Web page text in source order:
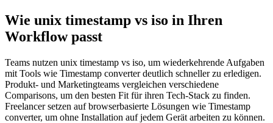
Wie unix timestamp vs iso in Ihren
Workflow passt
Teams nutzen unix timestamp vs iso, um wiederkehrende Aufgaben
mit Tools wie Timestamp converter deutlich schneller zu erledigen.
Produkt- und Marketingteams vergleichen verschiedene
Comparisons, um den besten Fit für ihren Tech-Stack zu finden.
Freelancer setzen auf browserbasierte Lösungen wie Timestamp
converter, um ohne Installation auf jedem Gerät arbeiten zu können.